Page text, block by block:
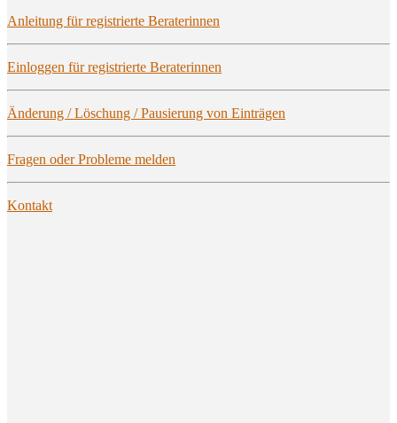
Anlei­tung für regis­trier­te Beraterinnen
Ein­log­gen für regis­trier­te Beraterinnen
Ände­rung / Löschung / Pau­sie­rung von Einträgen
Fra­gen oder Pro­ble­me melden
Kon­takt